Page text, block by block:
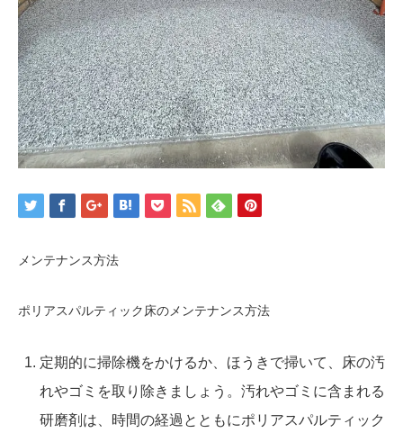
メンテナンス方法
ポリアスパルティック床のメンテナンス方法
定期的に掃除機をかけるか、ほうきで掃いて、床の汚
れやゴミを取り除きましょう。汚れやゴミに含まれる
研磨剤は、時間の経過とともにポリアスパルティック